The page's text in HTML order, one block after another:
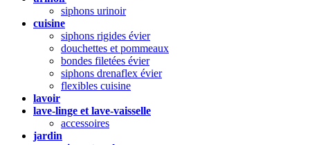
siphons urinoir
cuisine
siphons rigides évier
douchettes et pommeaux
bondes filetées évier
siphons drenaflex évier
flexibles cuisine
lavoir
lave-linge et lave-vaisselle
accessoires
jardin